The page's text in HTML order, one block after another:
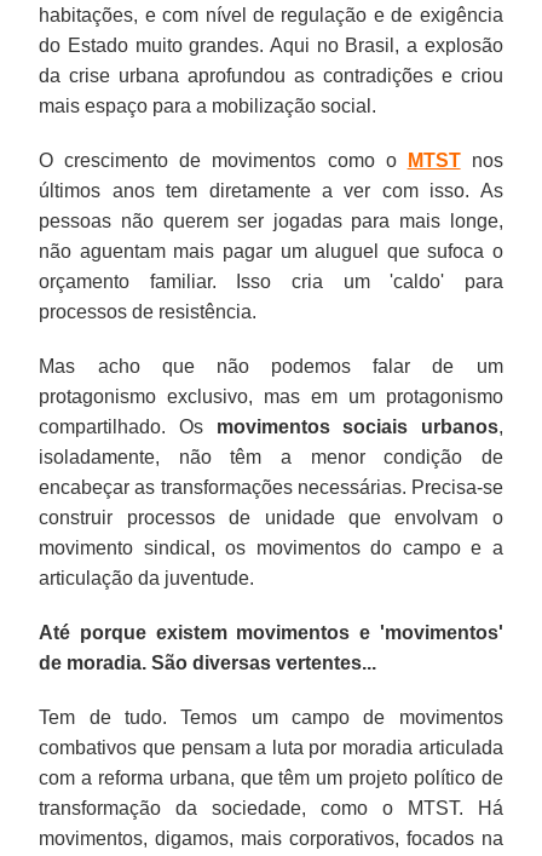
habitações, e com nível de regulação e de exigência
do Estado muito grandes. Aqui no Brasil, a explosão
da crise urbana aprofundou as contradições e criou
mais espaço para a mobilização social.
O crescimento de movimentos como o MTSTnos
últimos anos tem diretamente a ver com isso. As
pessoas não querem ser jogadas para mais longe,
não aguentam mais pagar um aluguel que sufoca o
orçamento familiar. Isso cria um 'caldo' para
processos de resistência.
Mas acho que não podemos falar de um
protagonismo exclusivo, mas em um protagonismo
compartilhado. Os movimentos sociais urbanos,
isoladamente, não têm a menor condição de
encabeçar as transformações necessárias. Precisa-se
construir processos de unidade que envolvam o
movimento sindical, os movimentos do campo e a
articulação da juventude.
Até porque existem movimentos e 'movimentos'
de moradia. São diversas vertentes...
Tem de tudo. Temos um campo de movimentos
combativos que pensam a luta por moradia articulada
com a reforma urbana, que têm um projeto político de
transformação da sociedade, como o MTST. Há
movimentos, digamos, mais corporativos, focados na